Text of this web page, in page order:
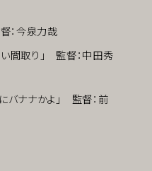
：今泉力哉
間取り」 監督：中田秀
バナナかよ」 監督：前